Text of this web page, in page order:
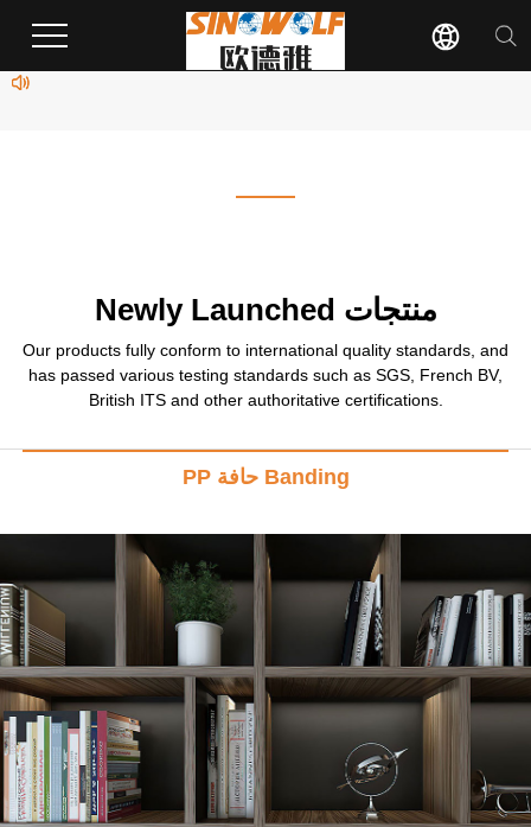
1/0
Newly Launched منتجات
Our products fully conform to international quality standards, and
has passed various testing standards such as SGS, French BV,
British ITS and other authoritative certifications.
PP حافة Banding